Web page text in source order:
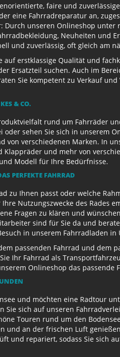
faire und
eine Fahrradreparatur an,
Durch unseren Onlineshop
Neuheiten und
und zuverlässig, oft gleich am
auf erstklassige Qualität und
Ersatzteil suchen. Auch im
Sie kompetent zu Verkauf
& CO.
rund um Fahrräder
sehen Sie sich in unserem
von verschiedenen Marken. In
Klappräder und mehr von
Modell für Ihre Bedürfnisse.
PERFEKTE FAHRRAD
zu Ihnen passt oder welche
Nutzungszwecke des Rades
Fragen zu klären und
sind für Sie da und
in unserem Fahrradladen
passenden Fahrrad und dem
Ihr Fahrrad als
Onlineshop das
und möchten eine Radtour
Sie sich auf unseren
Touren rund um den
und an der frischen Luft
und repariert, sodass Sie sich